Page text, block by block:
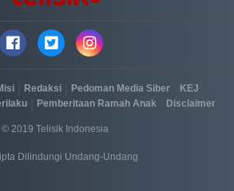
Redaksi Pedoman Media Siber KEJ
Pemberitaan Ramah Anak Disclaimer
© 2019 Telisik Indonesia
Dilindungi Undang-Undang